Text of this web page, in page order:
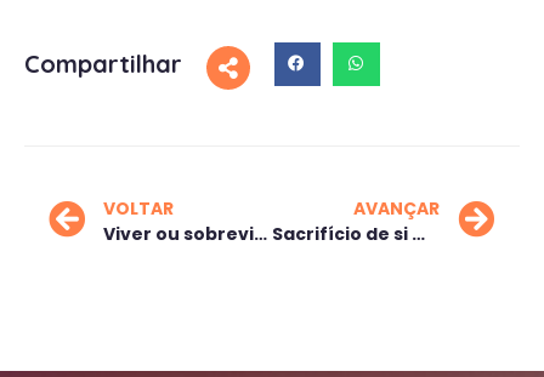
Compartilhar
VOLTAR
Viver ou sobreviver
AVANÇAR
Sacrifício de si mesmo